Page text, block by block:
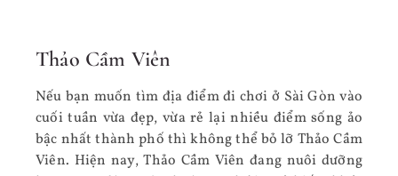
Thảo Cầm Viên
Nếu bạn muốn tìm địa điểm đi chơi ở Sài Gòn vào
cuối tuần vừa đẹp, vừa rẻ lại nhiều điểm sống ảo
bậc nhất thành phố thì không thể bỏ lỡ Thảo Cầm
Viên. Hiện nay, Thảo Cầm Viên đang nuôi dưỡng